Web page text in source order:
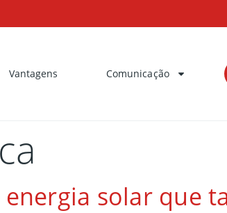
Vantagens Comunicação
energia solar que